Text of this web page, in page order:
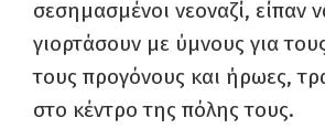
σεσημασμένοι νεοναζί, είπαν
γιορτάσουν με ύμνους για
τους προγόνους και ήρωες,
στο κέντρο της πόλης τους.